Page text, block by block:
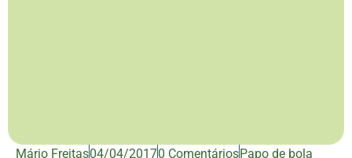
Mário Freitas04/04/20170 ComentáriosPapo de bola